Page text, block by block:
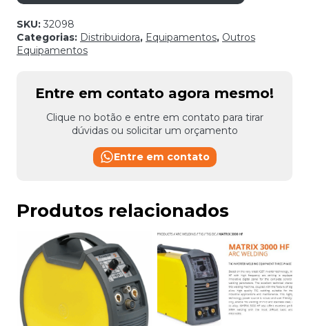
SKU: 32098
Categorias: Distribuidora, Equipamentos, Outros
Equipamentos
Entre em contato agora mesmo!
Clique no botão e entre em contato para tirar
dúvidas ou solicitar um orçamento
Entre em contato
Produtos relacionados